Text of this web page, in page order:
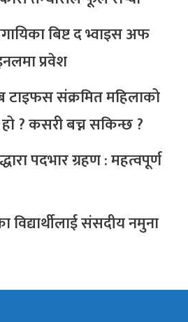
बिष्ट द भ्वाइस अफ
प्रवेश
टाइफस संक्रमित महिलाको
? कसरी बच्न सकिन्छ ?
पदभार ग्रहण : महत्वपूर्ण
विद्यार्थीलाई संसदीय नमुना